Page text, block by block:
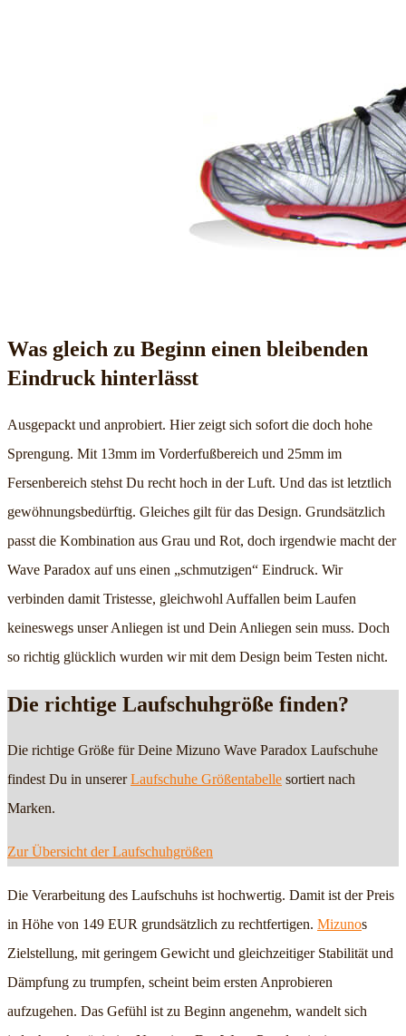
Was gleich zu Beginn einen bleibenden
Eindruck hinterlässt
Ausgepackt und anprobiert. Hier zeigt sich sofort die doch hohe
Sprengung. Mit 13mm im Vorderfußbereich und 25mm im
Fersenbereich stehst Du recht hoch in der Luft. Und das ist letztlich
gewöhnungsbedürftig. Gleiches gilt für das Design. Grundsätzlich
passt die Kombination aus Grau und Rot, doch irgendwie macht der
Wave Paradox auf uns einen „schmutzigen“ Eindruck. Wir
verbinden damit Tristesse, gleichwohl Auffallen beim Laufen
keineswegs unser Anliegen ist und Dein Anliegen sein muss. Doch
so richtig glücklich wurden wir mit dem Design beim Testen nicht.
Die richtige Laufschuhgröße finden?
Die richtige Größe für Deine Mizuno Wave Paradox Laufschuhe
findest Du in unsererLaufschuhe Größentabelle sortiert nach
Marken.
Zur Übersicht der Laufschuhgrößen
Die Verarbeitung des Laufschuhs ist hochwertig. Damit ist der Preis
in Höhe von 149 EUR grundsätzlich zu rechtfertigen. Mizunos
Zielstellung, mit geringem Gewicht und gleichzeitiger Stabilität und
Dämpfung zu trumpfen, scheint beim ersten Anprobieren
aufzugehen. Das Gefühl ist zu Beginn angenehm, wandelt sich